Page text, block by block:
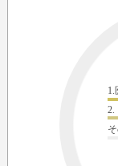
1.
2.